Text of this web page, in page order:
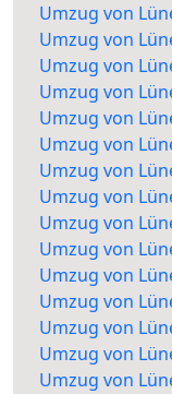
Umzug von
Umzug von
Umzug von
Umzug von
Umzug von
Umzug von
Umzug von
Umzug von
Umzug von
Umzug von
Umzug von
Umzug von
Umzug von
Umzug von
Umzug von